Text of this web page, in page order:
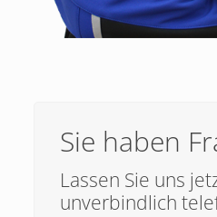
Sie haben
Lassen Sie uns
unverbindlich